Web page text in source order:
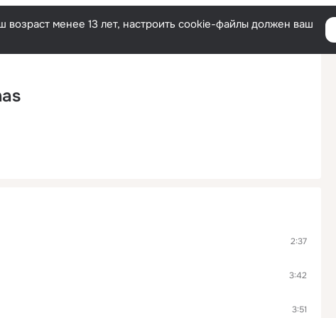
Русский
менее 13 лет, настроить cookie-файлы должен ваш
2:37
3:42
3:51